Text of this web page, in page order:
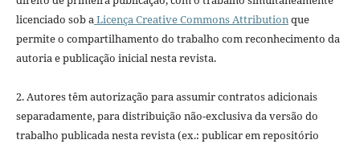
licenciado sob aLicença Creative Commons Attributionque
permite o compartilhamento do trabalho com reconhecimento da
autoria e publicação inicial nesta revista.
2. Autores têm autorização para assumir contratos adicionais
separadamente, para distribuição não-exclusiva da versão do
trabalho publicada nesta revista (ex.: publicar em repositório